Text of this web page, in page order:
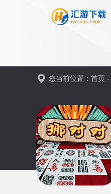
您当前位置： 首页 -